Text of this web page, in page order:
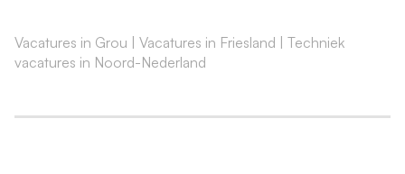
voorkeur;
Vacatures in Grou Vacatures in Friesland
Techniek
vacatures in Noord-Nederland